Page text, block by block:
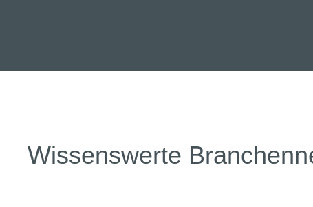
Wissenswerte